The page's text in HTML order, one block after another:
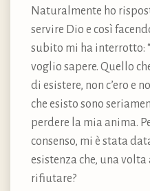
Naturalmente ho
servire Dio e così
subito mi ha interrotto:
voglio sapere. Quello
di esistere, non c’ero e
che esisto sono
perdere la mia anima.
consenso, mi è stata
esistenza che, una
rifiutare?